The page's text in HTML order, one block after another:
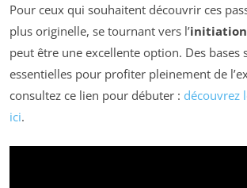
Pour ceux qui souhaitent découvrir ces
plus originelle, se tournant vers l’initiation
peut être une excellente option. Des bases
essentielles pour profiter pleinement de
consultez ce lien pour débuter : découvrez
ici.